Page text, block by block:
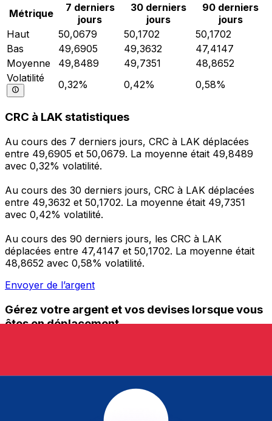
Métrique
7 derniers
jours
30 derniers
jours
90 derniers
jours
Haut
50,0679 50,1702
50,1702
Bas
49,6905 49,3632
47,4147
Moyenne
49,8489 49,7351
48,8652
Volatilité
0,32% 0,42% 0,58%
CRC à LAK statistiques
Au cours des 7 derniers jours, CRC à LAK déplacées
entre 49,6905 et 50,0679. La moyenne était 49,8489
avec 0,32% volatilité.
Au cours des 30 derniers jours, CRC à LAK déplacées
entre 49,3632 et 50,1702. La moyenne était 49,7351
avec 0,42% volatilité.
Au cours des 90 derniers jours, les CRC à LAK
déplacées entre 47,4147 et 50,1702. La moyenne était
48,8652 avec 0,58% volatilité.
Envoyer de l’argent
Gérez votre argent et vos devises lorsque vous
êtes en déplacement
l'argent à l'étranger sans frais cachés. Téléchargez
l'application dès aujourd'hui !